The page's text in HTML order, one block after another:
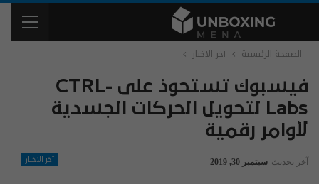
الصفحة الرئيسية آخر الاخبار
فيسبوك تستحوذ على CTRL-
Labs لتحويل الحركات الجسدية
لأوامر رقمية
آخر الاخبار آخر تحديث سبتمبر 30, 2019